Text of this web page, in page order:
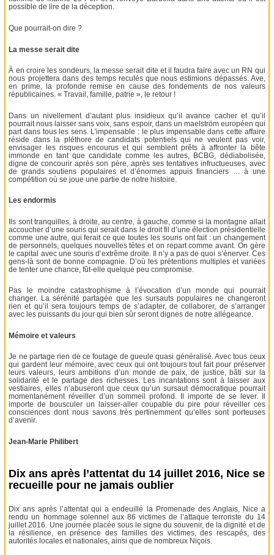
possible de lire de la déception.
Que pourrait-on dire ?
La messe serait dite
À en croire les sondeurs, la messe serait dite et il faudra faire avec un RN qui
nous projettera dans des temps reculés que nous estimions dépassés. Ave,
en prime, la profonde remise en cause des fondements de nos valeurs
républicaines. « Travail, famille, patrie », le retour !
Dans un nivellement d’autant plus insidieux qu’il avance cacher et qu’il
pourrait nous laisser sans voix, sans espoir, dans un maelström européen qui
part dans tous les sens. L’impensable : le plus impensable dans cette affaire
réside dans la pléthore de candidats potentiels qui ne veulent pas voir,
envisager les risques encourus et qui semblent prêts à affronter la bête
immonde en tant que candidate comme les autres, BCBG, dédiabolisée,
digne de concourir après son père, après ses tentatives infructueuses, avec
de grands soutiens populaires et d’énormes appuis financiers … à une
compétition où se joue une partie de notre histoire.
Les endormis
Ils sont tranquilles, à droite, au centre, à gauche, comme si la montagne allait
accoucher d’une souris qui serait dans le droit fil d’une élection présidentielle
comme une autre, qui ferait ce que toutes les souris ont fait : un changement
de personnels, quelques nouvelles têtes et on repart comme avant. On gère
le capital avec une souris d’extrême droite. Il n’y a pas de quoi s’énerver. Ces
gens-là sont de bonne compagnie. D’où les prétentions multiples et variées
de tenter une chance, fût-elle quelque peu compromise.
Pas le moindre catastrophisme à l’évocation d’un monde qui pourrait
changer. La sérénité partagée que les sursauts populaires ne changeront
rien et qu’il sera toujours temps de s’adapter, de collaborer, de s’arranger
avec les puissants du jour qui bien sûr seront dignes de notre allégeance.
Mémoire et valeurs
Je ne partage rien de ce foutage de gueule quasi généralisé. Avec tous ceux
qui gardent leur mémoire, avec ceux qui ont toujours tout fait pour préserver
leurs valeurs, leurs ambitions d’un monde de paix, de justice, bâti sur la
solidarité et le partage des richesses. Les incantations sont à laisser aux
vestiaires, elles n’abuseront que ceux qu’un sursaut démocratique pourrait
momentanément réveiller d’un sommeil profond. Il importe de se lever. Il
importe de bousculer un laisser-aller coupable du pire pour réveiller ces
consciences dont nous savons très pertinemment qu’elles sont porteuses
d’avenir.
Jean-Marie Philibert
Dix ans après l’attentat du 14 juillet 2016, Nice se
recueille pour ne jamais oublier
Dix ans après l’attentat qui a endeuillé la Promenade des Anglais, Nice a
rendu un hommage solennel aux 86 victimes de l’attaque terroriste du 14
juillet 2016. Une journée placée sous le signe du souvenir, de la dignité et de
la résilience, en présence des familles des victimes, des rescapés, des
autorités locales et nationales, ainsi que de nombreux Niçois.